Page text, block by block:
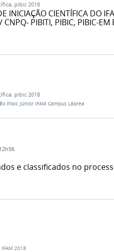
, pibic 2018
INICIAÇÃO CIENTÍFICA DO
PIBITI, PIBIC, PIBIC-EM
, pibic 2018
Pibic Júnior IFAM Campus Lábrea
e classificados no
2018